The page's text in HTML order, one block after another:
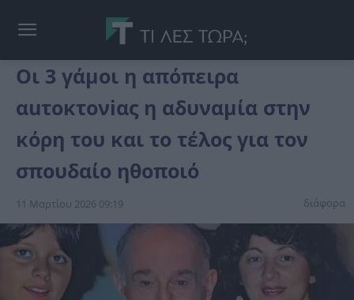
Οι 3 γάμοι η απόπειρα
αuτοκτονiας η αδυναμία στην
κόρη του και το τέλος για τον
σπουδαίο ηθοποιό
11 Μαρτίου 2026 09:19 διάφορα